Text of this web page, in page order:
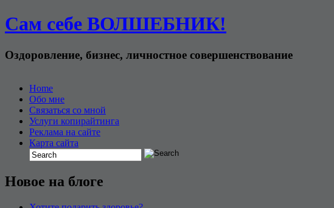
Сам себе ВОЛШЕБНИК!
Оздоровление, бизнес, личностное совершенствование
Home
Обо мне
Связаться со мной
Услуги копирайтинга
Реклама на сайте
Карта сайта
Новое на блоге